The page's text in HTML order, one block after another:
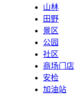
山林
田野
景区
公园
社区
商场门店
安检
加油站